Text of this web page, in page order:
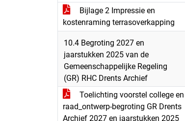
Bijlage 2 Impressie en
kostenraming terrasoverkapping
10.4 Begroting 2027 en
jaarstukken 2025 van de
Gemeenschappelijke Regeling
(GR) RHC Drents Archief
Toelichting voorstel college en
raad_ontwerp-begroting GR Drents
Archief 2027 en jaarstukken 2025